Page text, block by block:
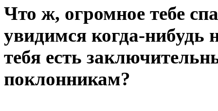
Что ж, огромное тебе
увидимся когда-нибудь
тебя есть
поклонникам?